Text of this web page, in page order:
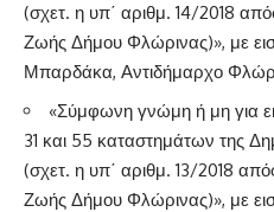
(σχετ. η υπ΄ αριθμ. 14/2018
Ζωής Δήμου Φλώρινας)», με
Μπαρδάκα, Αντιδήμαρχο
«Σύμφωνη γνώμη ή μη για
31 και 55 καταστημάτων της
(σχετ. η υπ΄ αριθμ. 13/2018
Ζωής Δήμου Φλώρινας)», με